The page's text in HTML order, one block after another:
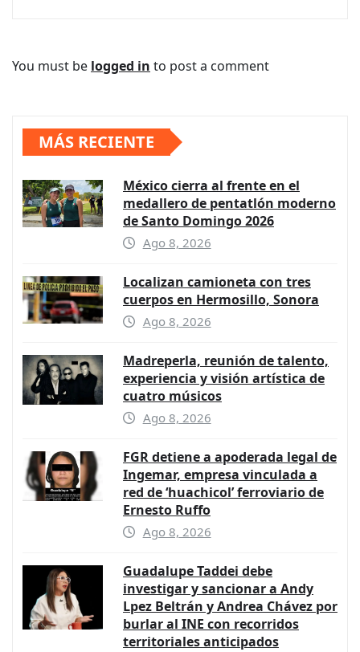
You must be logged in to post a comment
MÁS RECIENTE
México cierra al frente en el
medallero de pentatlón moderno
de Santo Domingo 2026
Ago 8, 2026
Localizan camioneta con tres
cuerpos en Hermosillo, Sonora
Ago 8, 2026
Madreperla, reunión de talento,
experiencia y visión artística de
cuatro músicos
Ago 8, 2026
FGR detiene a apoderada legal de
Ingemar, empresa vinculada a
red de ‘huachicol’ ferroviario de
Ernesto Ruffo
Ago 8, 2026
Guadalupe Taddei debe
investigar y sancionar a Andy
Lpez Beltrán y Andrea Chávez por
burlar al INE con recorridos
territoriales anticipados